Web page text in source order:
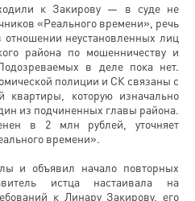
к Закирову — в суде не
«Реального времени», речь
неустановленных лиц
района по мошенничеству и
в деле пока нет.
полиции и СК связаны с
квартиры, которую изначально
из подчиненных главы района.
в 2 млн рублей, уточняет
времени».
и объявил начало повторных
истца настаивала на
к Линару Закирову, его